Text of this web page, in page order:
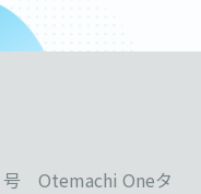
号 Otemachi Oneタ